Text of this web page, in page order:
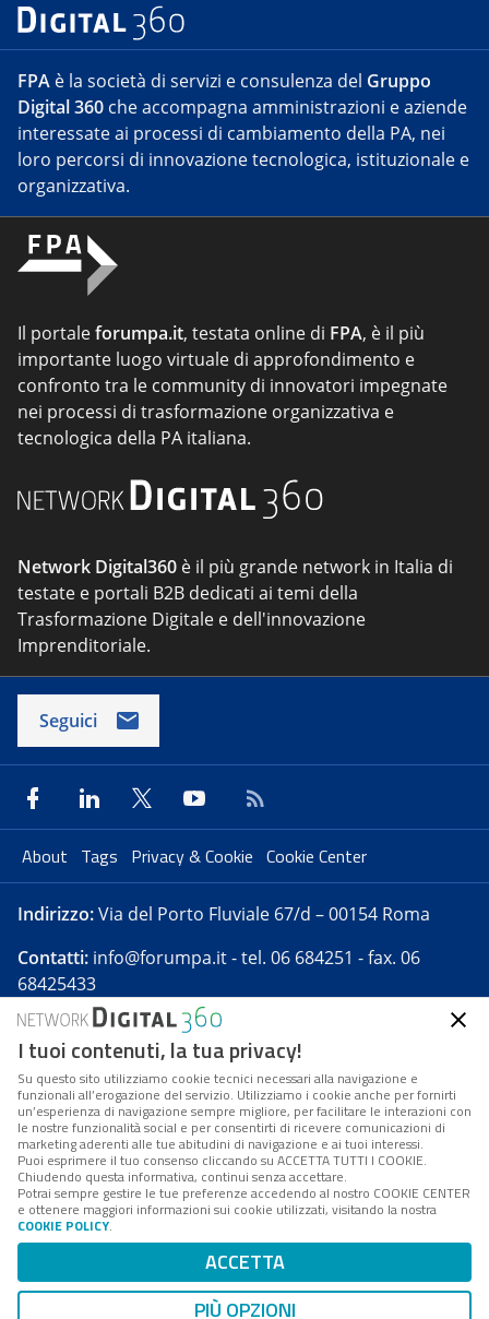
FPA è la società di servizi e consulenza del Gruppo
Digital 360 che accompagna amministrazioni e aziende
interessate ai processi di cambiamento della PA, nei
loro percorsi di innovazione tecnologica, istituzionale e
organizzativa.
Il portaleforumpa.it, testata online di FPA, è il più
importante luogo virtuale di approfondimento e
confronto tra le community di innovatori impegnate
nei processi di trasformazione organizzativa e
tecnologica della PA italiana.
Network Digital360 è il più grande network in Italia di
testate e portali B2B dedicati ai temi della
Trasformazione Digitale e dell'innovazione
Imprenditoriale.
Seguici
About Tags Privacy & Cookie Cookie Center
Indirizzo:Via del Porto Fluviale 67/d – 00154 Roma
Contatti: info@forumpa.it- tel. 06 684251 - fax. 06
68425433
Forumpa.itè una pubblicazione telematica iscritta
presso Registro della stampa del Tribunale di Roma -
Reg. n. 182 del 2 maggio 2008 - Direttore resp. Michela
Stentella
FPA s.r.l. è società soggetta a Direzione e
Coordinamento da parte di Digital360 S.p.A. - FPA s.r.l.
è un'azienda certificata per il sistema di management
Codice Fiscale/Partita IVA n. 10693191008 - R.E.A. Roma
n. 1249791. ISP AWS
Mappa del sito
I tuoi contenuti, la tua privacy!
Su questo sito utilizziamo cookie tecnici necessari alla navigazione e
funzionali all’erogazione del servizio. Utilizziamo i cookie anche per fornirti
un’esperienza di navigazione sempre migliore, per facilitare le interazioni con
le nostre funzionalità social e per consentirti di ricevere comunicazioni di
marketing aderenti alle tue abitudini di navigazione e ai tuoi interessi.
Puoi esprimere il tuo consenso cliccando su ACCETTA TUTTI I COOKIE.
Chiudendo questa informativa, continui senza accettare.
Potrai sempre gestire le tue preferenze accedendo al nostro COOKIE CENTER
e ottenere maggiori informazioni sui cookie utilizzati, visitando la nostra
COOKIE POLICY.
ACCETTA
PIÙ OPZIONI